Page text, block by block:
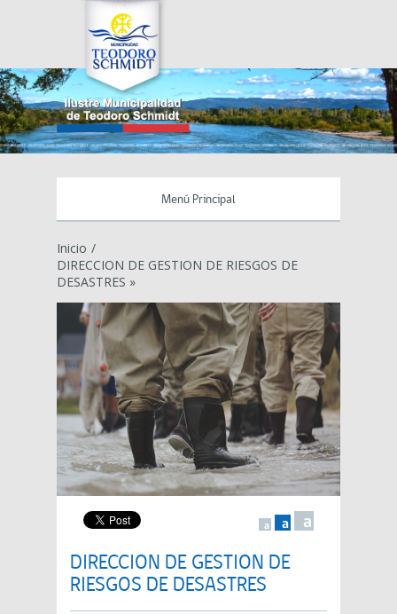
Menú Principal
Inicio /
DIRECCION DE GESTION DE RIESGOS DE
DESASTRES »
a a a
DIRECCION DE GESTION DE
RIESGOS DE DESASTRES